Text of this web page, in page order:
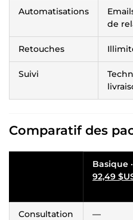
Automatisations
de
Retouches
Suivi
Comparatif des
Basique ·
92,49
Consultation
—